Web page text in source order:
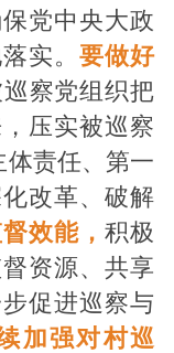
党中央大政
实。要做好
巡察党组织把
压实被巡察
体责任、第一
改革、破解
效能，积极
资源、共享
促进巡察与
加强对村巡